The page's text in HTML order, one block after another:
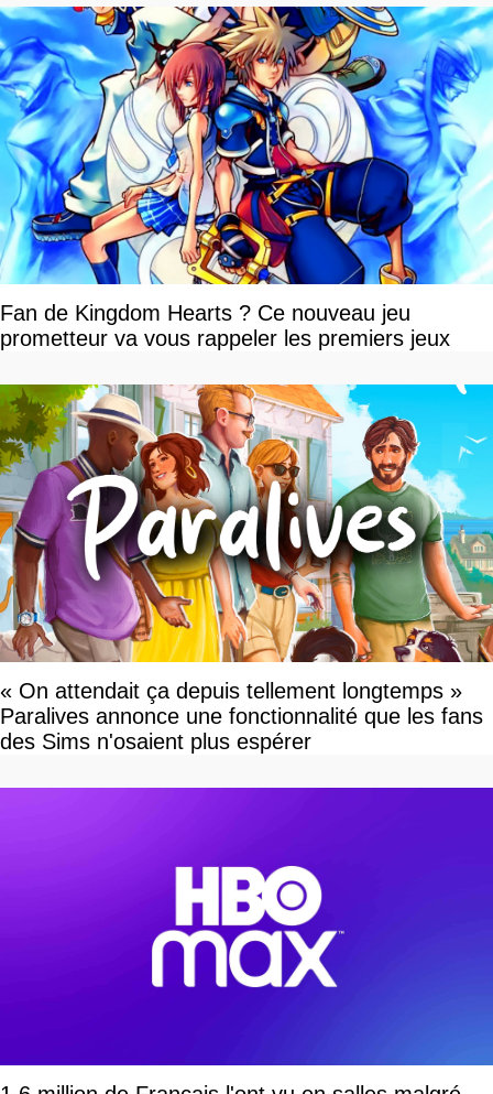
Fan de Kingdom Hearts ? Ce nouveau jeu
prometteur va vous rappeler les premiers jeux
« On attendait ça depuis tellement longtemps »
Paralives annonce une fonctionnalité que les fans
des Sims n'osaient plus espérer